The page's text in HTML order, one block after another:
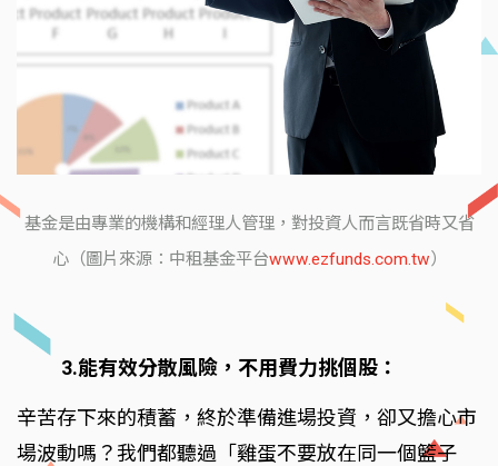
基金是由專業的機構和經理人管理，對投資人而言既省時又省
心（圖片來源：中租基金平台www.ezfunds.com.tw）
3.能有效分散風險，不用費力挑個股：
辛苦存下來的積蓄，終於準備進場投資，卻又擔心市
場波動嗎？我們都聽過「雞蛋不要放在同一個籃子